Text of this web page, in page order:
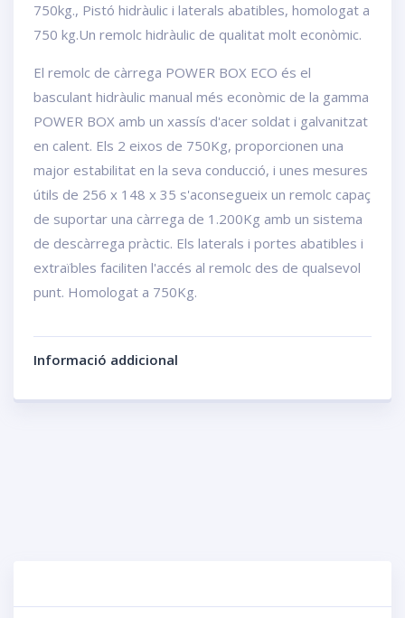
750kg., Pistó hidràulic i laterals abatibles, homologat a
750 kg.Un remolc hidràulic de qualitat molt econòmic.
El remolc de càrrega POWER BOX ECO és el
basculant hidràulic manual més econòmic de la gamma
POWER BOX amb un xassís d'acer soldat i galvanitzat
en calent. Els 2 eixos de 750Kg, proporcionen una
major estabilitat en la seva conducció, i unes mesures
útils de 256 x 148 x 35 s'aconsegueix un remolc capaç
de suportar una càrrega de 1.200Kg amb un sistema
de descàrrega pràctic. Els laterals i portes abatibles i
extraïbles faciliten l'accés al remolc des de qualsevol
punt. Homologat a 750Kg.
Informació addicional